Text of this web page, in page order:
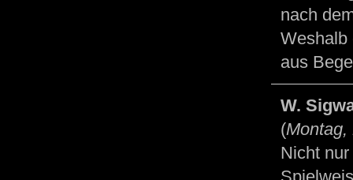
nach
Weshalb
aus
W.
(Montag,
Nicht